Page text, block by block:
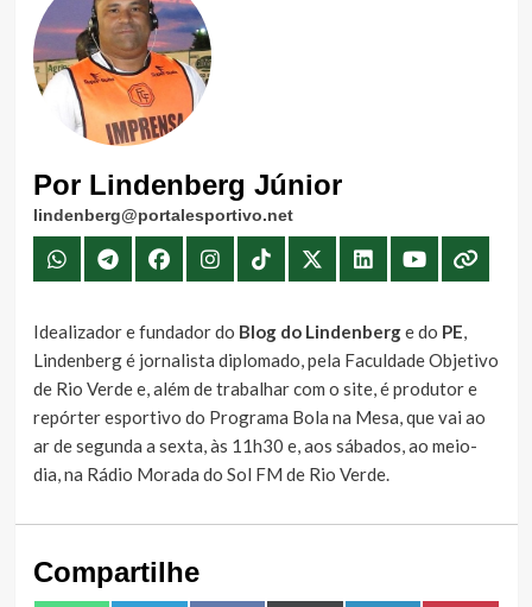
Por Lindenberg Júnior
lindenberg@portalesportivo.net
Idealizador e fundador do Blog do Lindenberge do PE,
Lindenberg é jornalista diplomado, pela Faculdade Objetivo
de Rio Verde e, além de trabalhar com o site, é produtor e
repórter esportivo do Programa Bola na Mesa, que vai ao
ar de segunda a sexta, às 11h30 e, aos sábados, ao meio-
dia, na Rádio Morada do Sol FM de Rio Verde.
Compartilhe